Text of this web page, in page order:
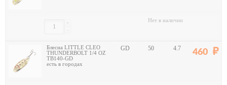
-
+ Нет в наличии
Блесна LITTLE CLEO
THUNDERBOLT 1/4 OZ
TB140-GD
есть в городах
GD 50 4.7 460